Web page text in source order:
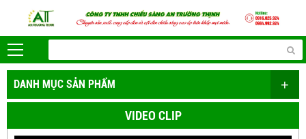
DANH MỤC SẢN PHẨM +
VIDEO CLIP